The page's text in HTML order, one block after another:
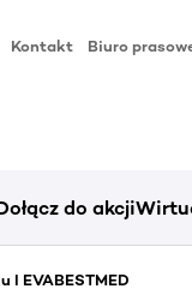
Kontakt Biuro
do akcji
I EVABESTMED